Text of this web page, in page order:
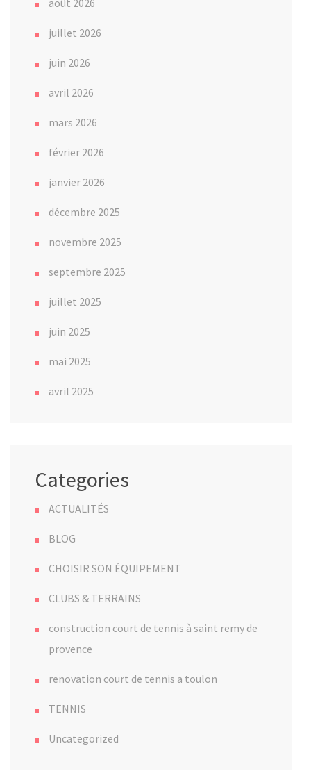
juillet 2026
juin 2026
avril 2026
mars 2026
février 2026
janvier 2026
décembre 2025
novembre 2025
septembre 2025
juillet 2025
juin 2025
mai 2025
avril 2025
Categories
ACTUALITÉS
BLOG
CHOISIR SON ÉQUIPEMENT
CLUBS & TERRAINS
construction court de tennis à saint remy de
provence
renovation court de tennis a toulon
TENNIS
Uncategorized